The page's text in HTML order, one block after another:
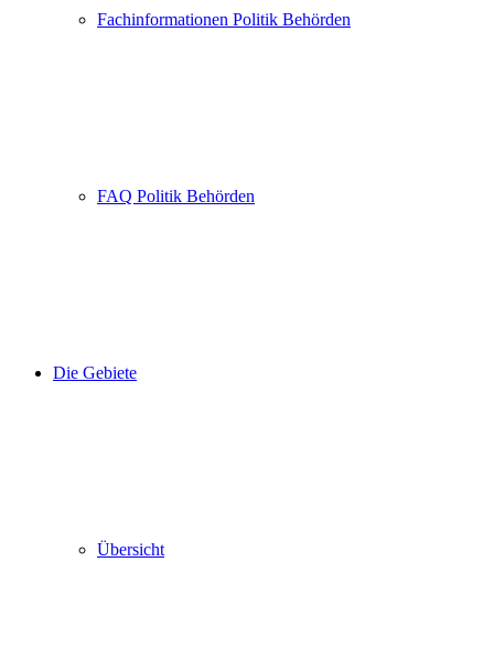
Fachinformationen Politik Behörden
FAQ Politik Behörden
Die Gebiete
Übersicht